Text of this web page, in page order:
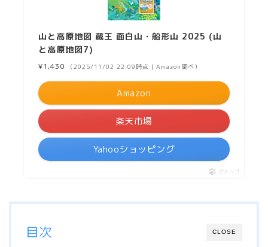
山と高原地図 蔵王 面白山・船形山 2025 (山
と高原地図7)
¥1,430 （2025/11/02 22:09時点 | Amazon調べ）
Amazon
楽天市場
Yahooショッピング
ポチップ
CLOSE
目次